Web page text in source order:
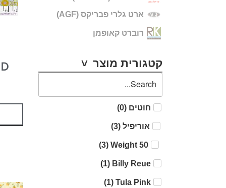
ארט גלרי פבריקס (AGF)
רוברט קאופמן
קטגורית מוצר
חוטים (
0
)
אוריפיל (
3
)
50 Weight
(
3
)
Billy Reue
(
1
)
Tula Pink
(
1
)